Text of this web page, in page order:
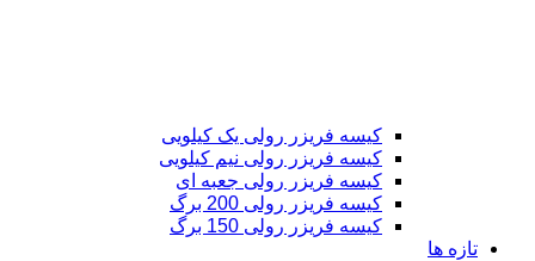
کیسه فریزر رولی یک کیلویی
کیسه فریزر رولی نیم کیلویی
کیسه فریزر رولی جعبه ای
کیسه فریزر رولی 200 برگ
کیسه فریزر رولی 150 برگ
تازه ها